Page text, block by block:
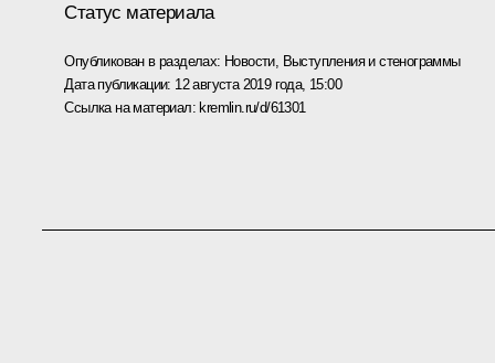
Статус материала
Опубликован в разделах: Новости, Выступления и стенограммы
Дата публикации: 12 августа 2019 года, 15:00
Ссылка на материал: kremlin.ru/d/61301